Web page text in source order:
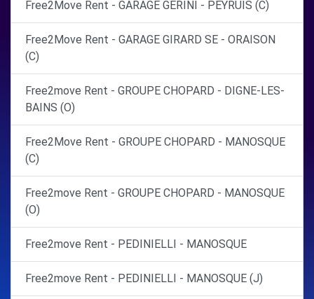
Free2Move Rent - GARAGE GERINI - PEYRUIS (C)
Free2Move Rent - GARAGE GIRARD SE - ORAISON
(C)
Free2move Rent - GROUPE CHOPARD - DIGNE-LES-
BAINS (O)
Free2Move Rent - GROUPE CHOPARD - MANOSQUE
(C)
Free2move Rent - GROUPE CHOPARD - MANOSQUE
(O)
Free2move Rent - PEDINIELLI - MANOSQUE
Free2move Rent - PEDINIELLI - MANOSQUE (J)